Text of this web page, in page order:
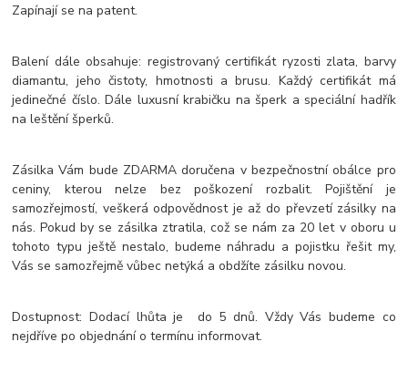
Zapínají se na patent.
Balení dále obsahuje: registrovaný certifikát ryzosti zlata, barvy
diamantu, jeho čistoty, hmotnosti a brusu. Každý certifikát má
jedinečné číslo. Dále luxusní krabičku na šperk a speciální hadřík
na leštění šperků.
Zásilka Vám bude ZDARMA doručena v bezpečnostní obálce pro
ceniny, kterou nelze bez poškození rozbalit. Pojištění je
samozřejmostí, veškerá odpovědnost je až do převzetí zásilky na
nás. Pokud by se zásilka ztratila, což se nám za 20 let v oboru u
tohoto typu ještě nestalo, budeme náhradu a pojistku řešit my,
Vás se samozřejmě vůbec netýká a obdžíte zásilku novou.
Dostupnost: Dodací lhůta je do 5 dnů. Vždy Vás budeme co
nejdříve po objednání o termínu informovat.